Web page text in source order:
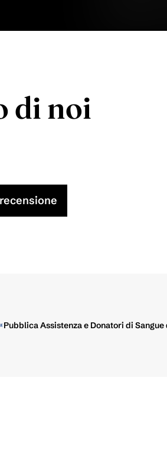
di noi
Pubblica Assistenza e Donatori di